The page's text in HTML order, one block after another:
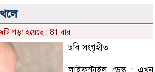
পড়া হয়েছে : 81 বার
ছবি সংগৃহীত